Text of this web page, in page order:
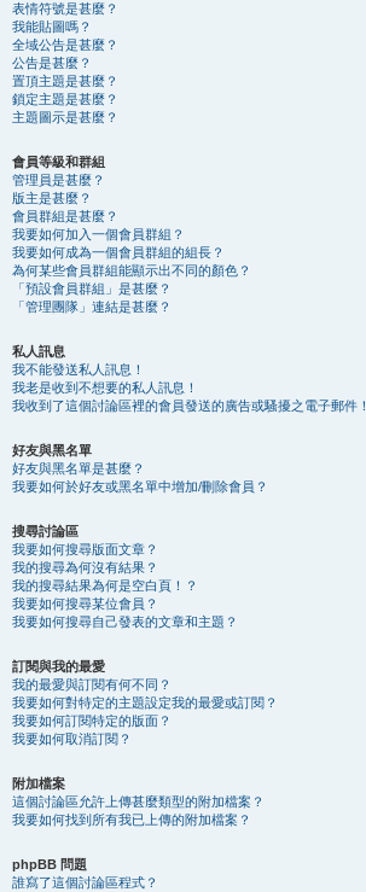
表情符號是甚麼？
我能貼圖嗎？
全域公告是甚麼？
公告是甚麼？
置頂主題是甚麼？
鎖定主題是甚麼？
主題圖示是甚麼？
會員等級和群組
管理員是甚麼？
版主是甚麼？
會員群組是甚麼？
我要如何加入一個會員群組？
我要如何成為一個會員群組的組長？
為何某些會員群組能顯示出不同的顏色？
「預設會員群組」是甚麼？
「管理團隊」連結是甚麼？
私人訊息
我不能發送私人訊息！
我老是收到不想要的私人訊息！
我收到了這個討論區裡的會員發送的廣告或騷擾之電子郵件！
好友與黑名單
好友與黑名單是甚麼？
我要如何於好友或黑名單中增加/刪除會員？
搜尋討論區
我要如何搜尋版面文章？
我的搜尋為何沒有結果？
我的搜尋結果為何是空白頁！？
我要如何搜尋某位會員？
我要如何搜尋自己發表的文章和主題？
訂閱與我的最愛
我的最愛與訂閱有何不同？
我要如何對特定的主題設定我的最愛或訂閱？
我要如何訂閱特定的版面？
我要如何取消訂閱？
附加檔案
這個討論區允許上傳甚麼類型的附加檔案？
我要如何找到所有我已上傳的附加檔案？
phpBB 問題
誰寫了這個討論區程式？